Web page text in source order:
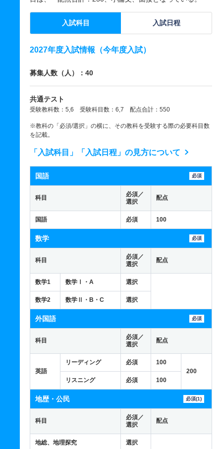
入試科目 入試日程
2027年度入試情報（今年度入試）
募集人数（人）：40
共通テスト
受験教科数：5,6 受験科目数：6,7 配点合計：550
※教科の「必須/選択」の横に、その教科を受験する際の必要科目数
を記載。
「入試科目」「入試日程」の見方について
国語 必須
科目
必須／
選択
配点
国語 必須 100
数学 必須
科目
必須／
選択
配点
数学1 数学Ⅰ・A 選択
数学2 数学Ⅱ・B・C 選択
外国語 必須
科目
必須／
選択
配点
英語
リーディング 必須
100
200
リスニング
必須 100
地歴・公民 必須(1)
科目
必須／
選択
配点
地総、地理探究 選択